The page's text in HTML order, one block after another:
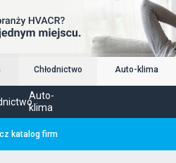
Chłodnictwo Auto-klima
Auto-
klima
katalog firm